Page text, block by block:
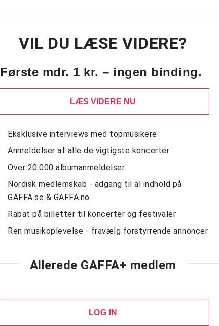
VIL DU LÆSE VIDERE?
Første mdr. 1 kr. – ingen binding.
LÆS VIDERE NU
Eksklusive interviews med topmusikere
Anmeldelser af alle de vigtigste koncerter
Over 20.000 albumanmeldelser
Nordisk medlemskab - adgang til al indhold på
GAFFA.se & GAFFA.no
Rabat på billetter til koncerter og festivaler
Ren musikoplevelse - fravælg forstyrrende annoncer
Allerede GAFFA+ medlem
LOG IN